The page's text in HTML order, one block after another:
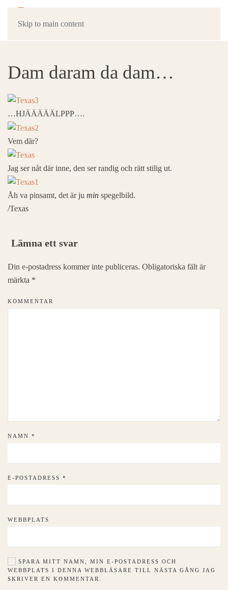
Skip to main content
Dam daram da dam…
…HJÄÄÄÄÄLPPP….
Vem där?
Jag ser nåt där inne, den ser randig och rätt stilig ut.
Åh va pinsamt, det är ju min spegelbild.
/Texas
Lämna ett svar
Din e-postadress kommer inte publiceras. Obligatoriska fält är
märkta *
KOMMENTAR
NAMN *
E-POSTADRESS *
WEBBPLATS
SPARA MITT NAMN, MIN E-POSTADRESS OCH
WEBBPLATS I DENNA WEBBLÄSARE TILL NÄSTA GÅNG JAG
SKRIVER EN KOMMENTAR.